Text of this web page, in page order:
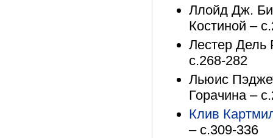
Ллойд Дж.
Костиной –
Лестер Дель
с.268-282
Льюис
Горачина –
Клив
– с.309-336